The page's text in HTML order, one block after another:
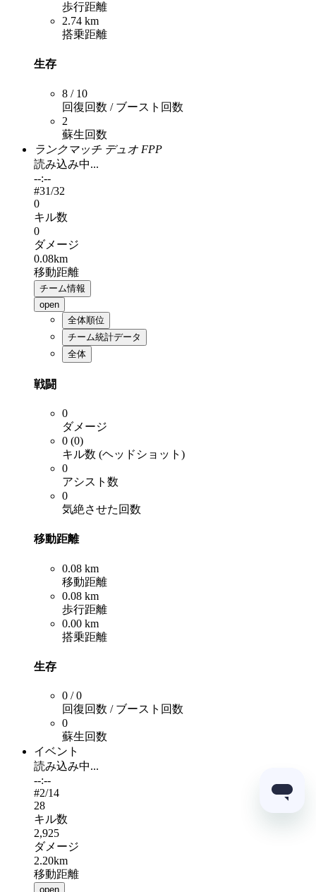
歩行距離
2.74 km
搭乗距離
生存
8 / 10
回復回数 / ブースト回数
2
蘇生回数
ランクマッチ デュオ FPP
読み込み中...
--:--
#31/32
0
キル数
0
ダメージ
0.08km
移動距離
チーム情報
open
全体順位
チーム統計データ
全体
戦闘
0
ダメージ
0 (0)
キル数 (ヘッドショット)
0
アシスト数
0
気絶させた回数
移動距離
0.08 km
移動距離
0.08 km
歩行距離
0.00 km
搭乗距離
生存
0 / 0
回復回数 / ブースト回数
0
蘇生回数
イベント
読み込み中...
--:--
#2/14
28
キル数
2,925
ダメージ
2.20km
移動距離
open